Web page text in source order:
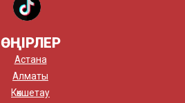
ӨҢІРЛЕР
Астана
Алматы
Көкшетау